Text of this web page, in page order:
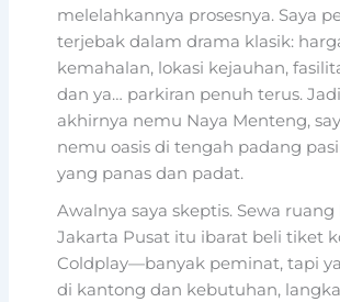
melelahkannya prosesnya. Saya
terjebak dalam drama klasik:
kemahalan, lokasi kejauhan,
dan ya… parkiran penuh terus.
akhirnya nemu Naya Menteng,
nemu oasis di tengah padang
yang panas dan padat.
Awalnya saya skeptis. Sewa
Jakarta Pusat itu ibarat beli tiket
Coldplay—banyak peminat, tapi
di kantong dan kebutuhan,